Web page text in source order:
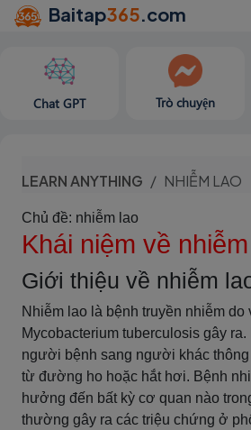
Baitap365.com
Chat GPT Trò chuyện
LEARN ANYTHING NHIỄM LAO
Chủ đề: nhiễm lao
Khái niệm về
Giới thiệu về nhiễm
Nhiễm lao là bệnh truyền nhiễm do
Mycobacterium tuberculosis gây
người bệnh sang người khác thông
từ đường ho hoặc hắt hơi. Bệnh
hưởng đến bất kỳ cơ quan nào
thường gây ra các triệu chứng ở